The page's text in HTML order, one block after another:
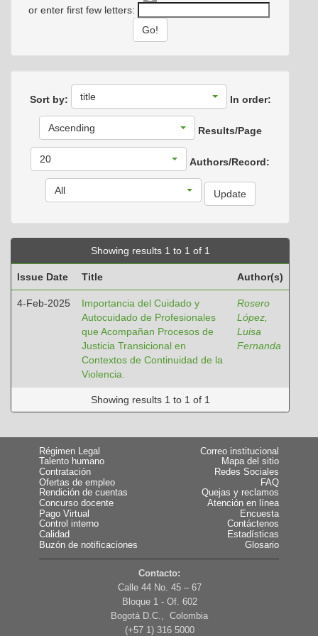
or enter first few letters:
Sort by: title In order:
Ascending Results/Page
20 Authors/Record:
All
Showing results 1 to 1 of 1
Issue Date Title Author(s)
4-Feb-2025
Importancia del Cuidado y
Autocuidado de Profesionales
que Acompañan Procesos de
Justicia Transicional en
Contextos de Continuidad de la
Violencia.
Rosero
López,
Luisa
Fernanda
Showing results 1 to 1 of 1
Régimen Legal
Talento humano
Contratación
Ofertas de empleo
Rendición de cuentas
Concurso docente
Pago Virtual
Control interno
Calidad
Buzón de notificaciones
Correo institucional
Mapa del sitio
Redes Sociales
FAQ
Quejas y reclamos
Atención en línea
Encuesta
Contáctenos
Estadísticas
Glosario
Contacto:
Calle 44 No. 45 – 67
Bloque 1 - Of. 602
Bogotá D.C., Colombia
(+57 1) 316 5000